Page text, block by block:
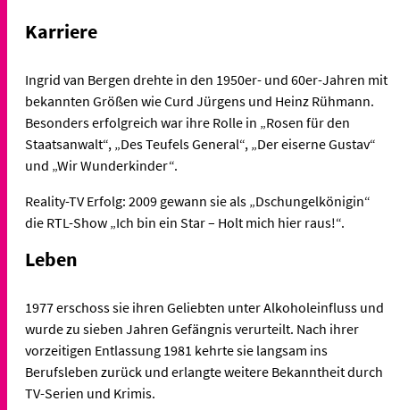
Karriere
Ingrid van Bergen drehte in den 1950er- und 60er-Jahren mit
bekannten Größen wie Curd Jürgens und Heinz Rühmann.
Besonders erfolgreich war ihre Rolle in „Rosen für den
Staatsanwalt“, „Des Teufels General“, „Der eiserne Gustav“
und „Wir Wunderkinder“.
Reality-TV Erfolg: 2009 gewann sie als „Dschungelkönigin“
die RTL-Show „Ich bin ein Star – Holt mich hier raus!“.
Leben
1977 erschoss sie ihren Geliebten unter Alkoholeinfluss und
wurde zu sieben Jahren Gefängnis verurteilt. Nach ihrer
vorzeitigen Entlassung 1981 kehrte sie langsam ins
Berufsleben zurück und erlangte weitere Bekanntheit durch
TV-Serien und Krimis.